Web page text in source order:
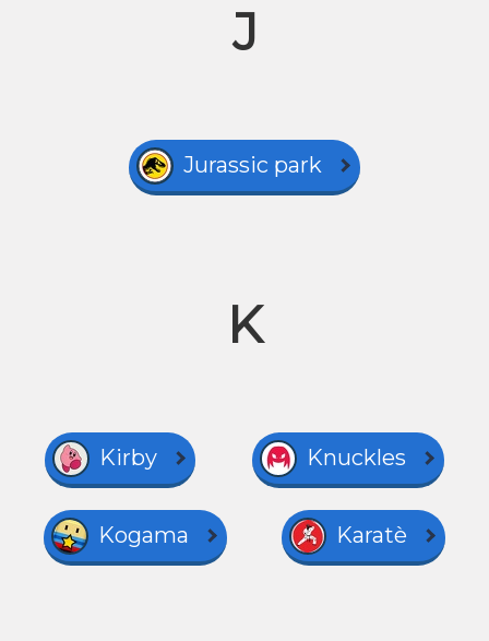
J
Jurassic park
K
Kirby Knuckles
Kogama Karatè